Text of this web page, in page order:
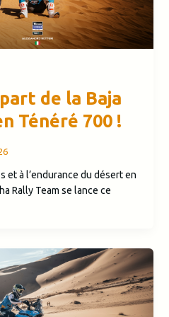
de la Baja
Ténéré 700 !
et à l’endurance du désert en
Rally Team se lance ce